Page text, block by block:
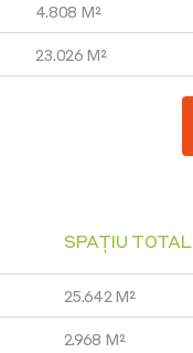
4.808 M²
23.026 M²
SPAȚIU TOTAL
25.642 M²
2.968 M²